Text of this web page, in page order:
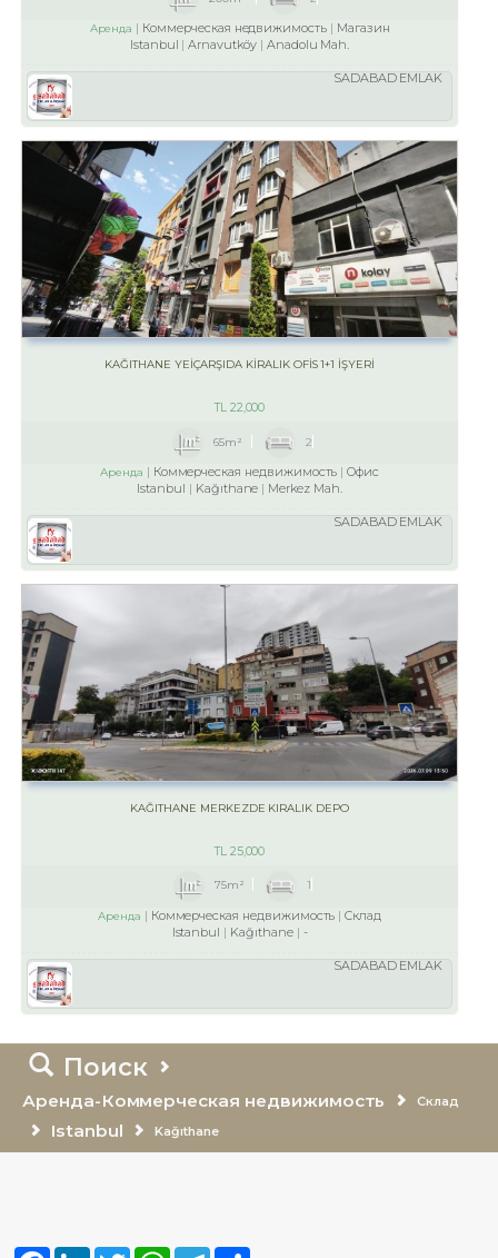
Аренда Коммерческая недвижимость
Магазин
Istanbul
Arnavutköy Anadolu Mah.
SADABAD EMLAK
KAĞITHANE YEİÇARŞIDA KİRALIK OFİS 1+1 İŞYERİ
TL22,000
65m² 2
Аренда Коммерческая недвижимость
Офис
Istanbul
Kağıthane Merkez Mah.
SADABAD EMLAK
KAĞITHANE MERKEZDE KIRALIK DEPO
TL25,000
75m² 1
Аренда Коммерческая недвижимость
Склад
Istanbul
Kağıthane -
SADABAD EMLAK
Поиск
Аренда-Коммерческая недвижимость Склад
Istanbul Kağıthane